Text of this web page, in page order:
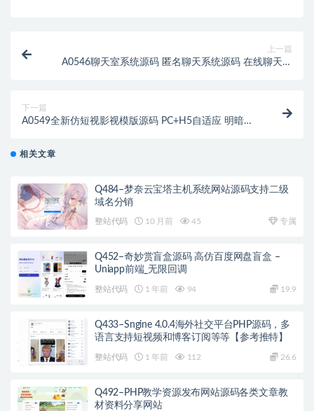
上一篇
A0546聊天室系统源码 匿名聊天系统源码 在线聊天室
下一篇
A0549全新仿短视影视模版源码 PC+H5自适应 明暗双
相关文章
Q484–梦奈云宝塔主机系统网站源码支持二级
域名分销
整站代码 10 月前 45 专属
Q452–奇妙赏盲盒源码 高仿百度网盘盲盒 –
Uniapp前端_无限回调
整站代码 1 年前 94 19.9
Q433–Sngine 4.0.4海外社交平台PHP源码，多
语言支持短视频和博客订阅等等【参考推特】
整站代码 1 年前 112 26.6
Q492–PHP教学资源发布网站源码各类文章教
材资料分享网站